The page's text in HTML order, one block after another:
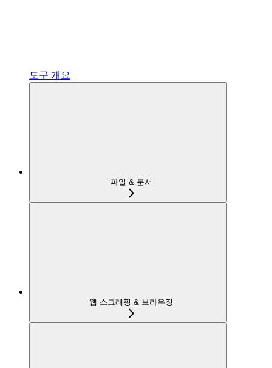
도구 개요
파일 & 문서
웹 스크래핑 & 브라우징